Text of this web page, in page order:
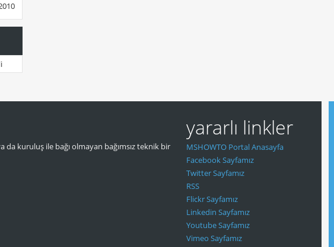
da kuruluş ile bağı olmayan bağımsız teknik bir
yararlı linkler
MSHOWTO Portal Anasayfa
Facebook Sayfamız
Twitter Sayfamız
RSS
Flickr Sayfamız
Linkedin Sayfamız
Youtube Sayfamız
Vimeo Sayfamız